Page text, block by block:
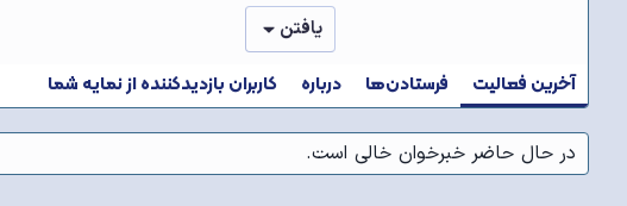
یافتن
آخرین فعالیت فرستادن‌ها درباره کاربران بازدیدکننده از نمایه شما
در حال حاضر خبرخوان خالی است.